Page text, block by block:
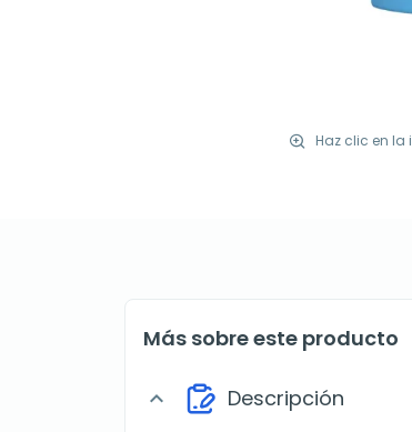
Haz clic en
Más sobre este producto
expand_more Descripción